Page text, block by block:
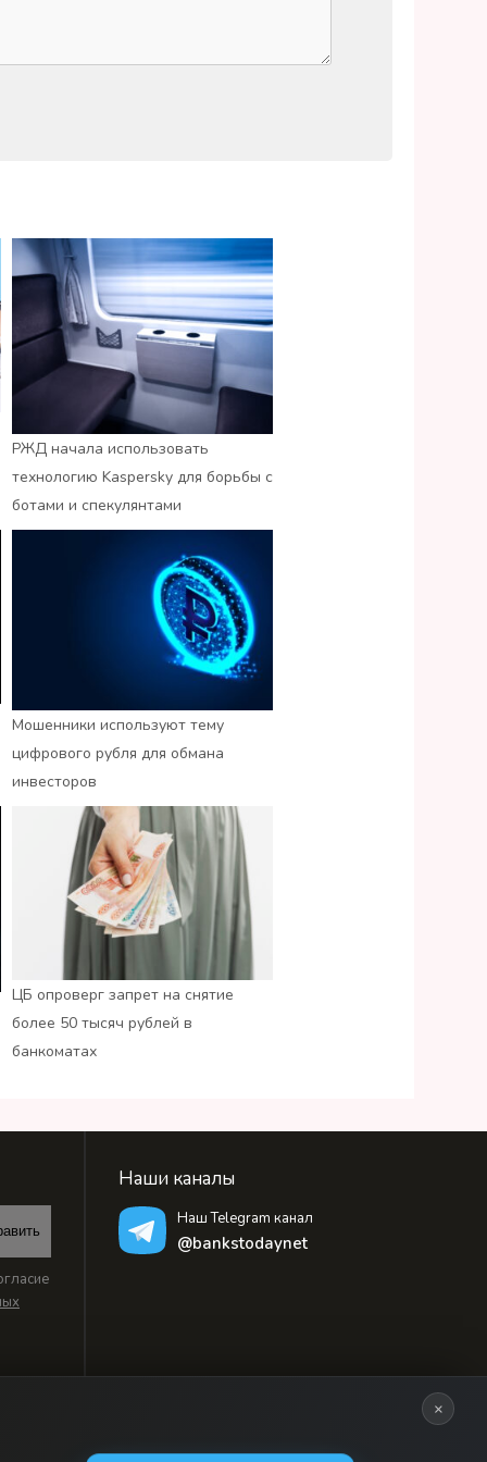
РЖД начала использовать
технологию Kaspersky для борьбы с
ботами и спекулянтами
Мошенники используют тему
цифрового рубля для обмана
инвесторов
ЦБ опроверг запрет на снятие
более 50 тысяч рублей в
банкоматах
Наши каналы
Наш Telegram канал
@bankstodaynet
×